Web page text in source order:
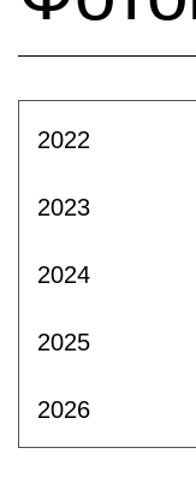
2022
2023
2024
2025
2026